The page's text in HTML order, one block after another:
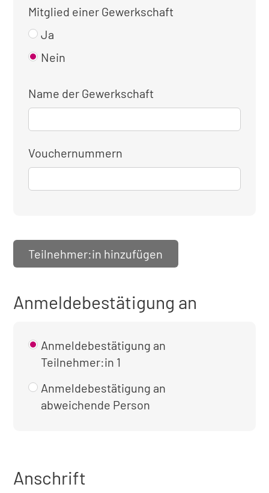
Mitglied einer Gewerkschaft
Ja
Nein
Name der Gewerkschaft
Vouchernummern
Teilnehmer:in hinzufügen
Anmeldebestätigung an
Anmeldebestätigung an
Teilnehmer:in 1
Anmeldebestätigung an
abweichende Person
Anschrift